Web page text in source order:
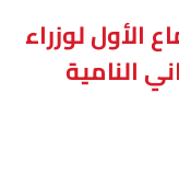
الأول لوزراء
النامية